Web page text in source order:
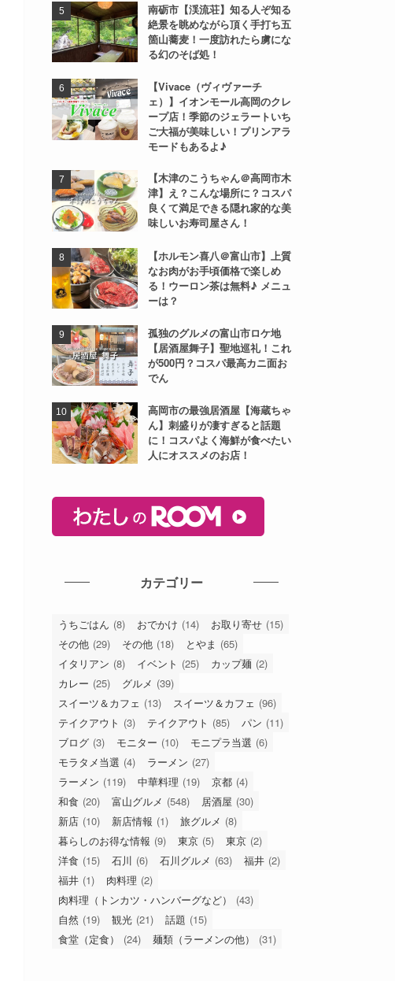
南砺市【渓流荘】知る人ぞ知る
絶景を眺めながら頂く手打ち五
箇山蕎麦！一度訪れたら虜にな
る幻のそば処！
【Vivace（ヴィヴァーチ
ェ）】イオンモール高岡のクレ
ープ店！季節のジェラートいち
ご大福が美味しい！プリンアラ
モードもあるよ♪
【木津のこうちゃん＠高岡市木
津】え？こんな場所に？コスパ
良くて満足できる隠れ家的な美
味しいお寿司屋さん！
【ホルモン喜八＠富山市】上質
なお肉がお手頃価格で楽しめ
る！ウーロン茶は無料♪ メニュ
ーは？
孤独のグルメの富山市ロケ地
【居酒屋舞子】聖地巡礼！これ
が500円？コスパ最高カニ面お
でん
高岡市の最強居酒屋【海蔵ちゃ
ん】刺盛りが凄すぎると話題
に！コスパよく海鮮が食べたい
人にオススメのお店！
カテゴリー
うちごはん (8) おでかけ (14) お取り寄せ (15)
その他 (29) その他 (18) とやま (65)
イタリアン (8) イベント (25) カップ麺 (2)
カレー (25) グルメ (39)
スイーツ＆カフェ (13) スイーツ＆カフェ (96)
テイクアウト (3) テイクアウト (85) パン (11)
ブログ (3) モニター (10) モニプラ当選 (6)
モラタメ当選 (4) ラーメン (27)
ラーメン (119) 中華料理 (19) 京都 (4)
和食 (20) 富山グルメ (548) 居酒屋 (30)
新店 (10) 新店情報 (1) 旅グルメ (8)
暮らしのお得な情報 (9) 東京 (5) 東京 (2)
洋食 (15) 石川 (6) 石川グルメ (63) 福井 (2)
福井 (1) 肉料理 (2)
肉料理（トンカツ・ハンバーグなど）
(43)
自然 (19) 観光 (21) 話題 (15)
食堂（定食）
(24) 麺類（ラーメンの他） (31)